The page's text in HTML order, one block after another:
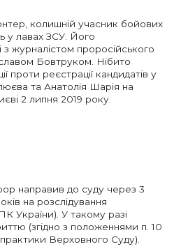
колишній учасник бойових
у лавах ЗСУ. Його
журналістом проросійського
Бовтруком. Нібито
проти реєстрації кандидатів у
та Анатолія Шарія на
2 липня 2019 року.
направив до суду через 3
на розслідування
України). У такому разі
(згідно з положеннями п. 10
Верховного Суду).